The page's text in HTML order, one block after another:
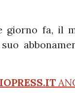
giorno fa, il